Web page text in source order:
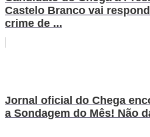
Castelo Branco vai
crime de ...
Jornal oficial do Chega
a Sondagem do Mês! Não